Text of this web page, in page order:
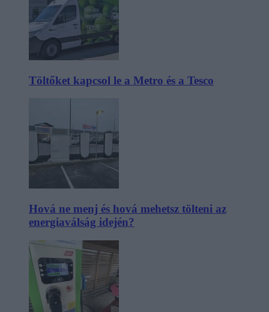
Töltőket kapcsol le a Metro és a Tesco
Hová ne menj és hová mehetsz tölteni az
energiaválság idején?